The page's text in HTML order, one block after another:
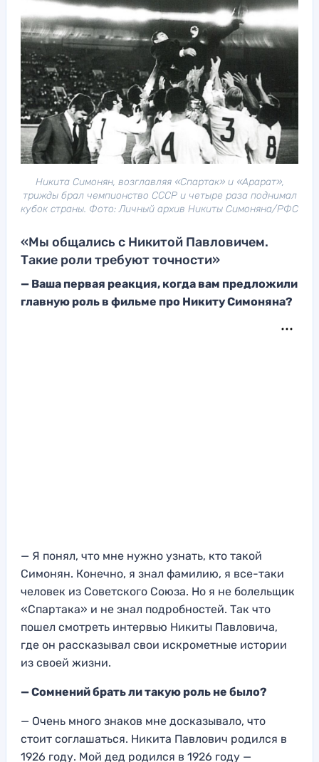
Никита Симонян, возглавляя «Спартак» и «Арарат»,
трижды брал чемпионство СССР и четыре раза поднимал
кубок страны. Фото: Личный архив Никиты Симоняна/РФС
«Мы общались с Никитой Павловичем.
Такие роли требуют точности»
— Ваша первая реакция, когда вам предложили
главную роль в фильме про Никиту Симоняна?
— Я понял, что мне нужно узнать, кто такой
Симонян. Конечно, я знал фамилию, я все-таки
человек из Советского Союза. Но я не болельщик
«Спартака» и не знал подробностей. Так что
пошел смотреть интервью Никиты Павловича,
где он рассказывал свои искрометные истории
из своей жизни.
— Сомнений брать ли такую роль не было?
— Очень много знаков мне досказывало, что
стоит соглашаться. Никита Павлович родился в
1926 году. Мой дед родился в 1926 году —